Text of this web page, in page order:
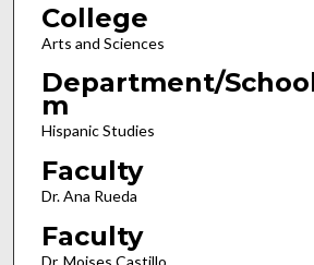
College
Arts and Sciences
Department/
m
Hispanic Studies
Faculty
Dr. Ana Rueda
Faculty
Dr. Moises Castillo